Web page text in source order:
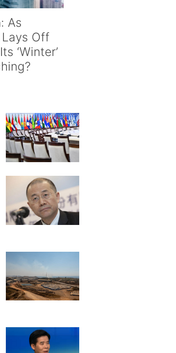
As
Off
‘Winter’